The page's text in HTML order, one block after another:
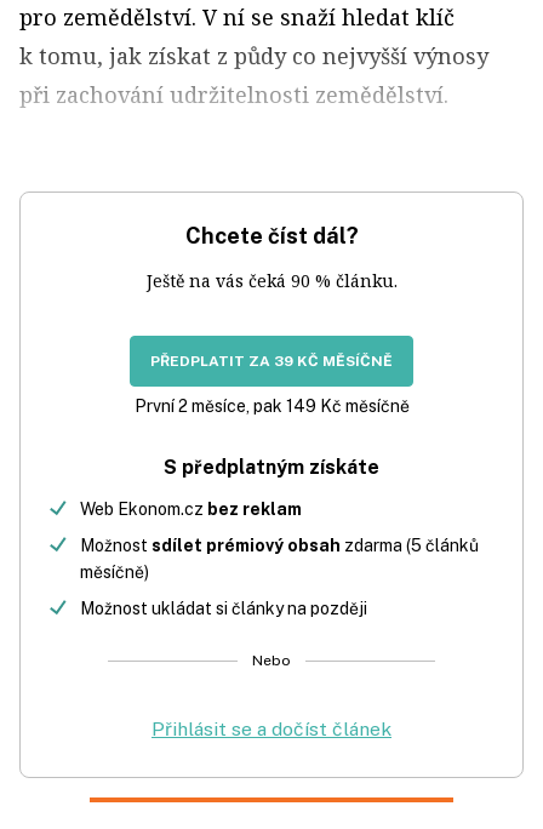
pro zemědělství. V ní se snaží hledat klíč
k tomu, jak získat z půdy co nejvyšší výnosy
při zachování udržitelnosti zemědělství.
Chcete číst dál?
Ještě na vás čeká 90 % článku.
PŘEDPLATIT ZA 39 KČ MĚSÍČNĚ
První 2 měsíce, pak 149 Kč měsíčně
S předplatným získáte
Web Ekonom.cz bez reklam
Možnost sdílet prémiový obsah zdarma (5 článků
měsíčně)
Možnost ukládat si články na později
Nebo
Přihlásit se a dočíst článek